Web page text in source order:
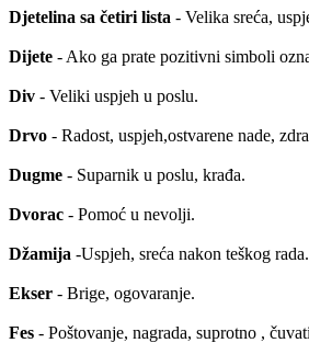
Djetelina sa četiri lista - Velika sreća,
Dijete - Ako ga prate pozitivni simboli
Div - Veliki uspjeh u poslu.
Drvo - Radost, uspjeh,ostvarene nade,
Dugme - Suparnik u poslu, krađa.
Dvorac - Pomoć u nevolji.
Džamija -Uspjeh, sreća nakon teškog rada.
Ekser - Brige, ogovaranje.
Fes - Poštovanje, nagrada, suprotno ,